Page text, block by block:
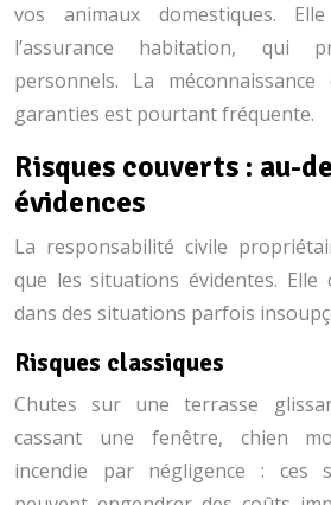
vos animaux domestiques.
l’assurance habitation, qui
personnels. La
garanties est pourtant fréquente.
Risques couverts : au-
évidences
La responsabilité civile
que les situations évidentes.
dans des situations parfois
Risques classiques
Chutes sur une terrasse
cassant une fenêtre, chien
incendie par négligence : ces